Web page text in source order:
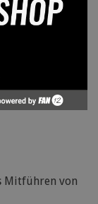
Mitführen von